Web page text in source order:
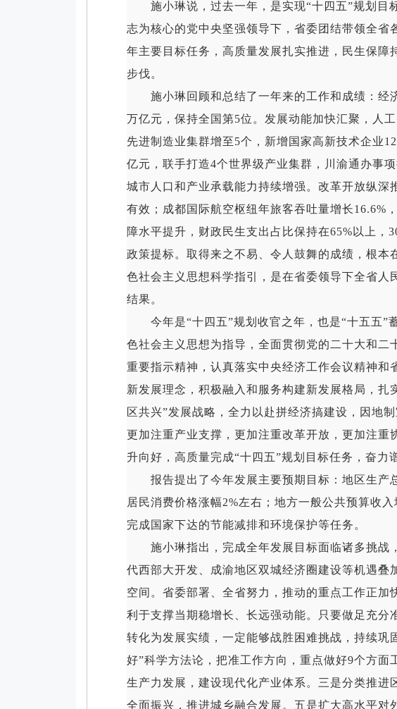
施小琳说，过去一年，是实现“十四五”规划目
志为核心的党中央坚强领导下，省委团结带领全
年主要目标任务，高质量发展扎实推进，民生保
步伐。
施小琳回顾和总结了一年来的工作和成绩：经
万亿元，保持全国第5位。发展动能加快汇聚，人
先进制造业集群增至5个，新增国家高新技术企业
亿元，联手打造4个世界级产业集群，川渝通办事
城市人口和产业承载能力持续增强。改革开放纵
有效；成都国际航空枢纽年旅客吞吐量增长16.6%
障水平提升，财政民生支出占比保持在65%以上
政策提标。取得来之不易、令人鼓舞的成绩，根
色社会主义思想科学指引，是在省委领导下全省
结果。
今年是“十四五”规划收官之年，也是“十五五”
色社会主义思想为指导，全面贯彻党的二十大和二
重要指示精神，认真落实中央经济工作会议精神
新发展理念，积极融入和服务构建新发展格局，
区共兴”发展战略，全力以赴拼经济搞建设，因地
更加注重产业支撑，更加注重改革开放，更加注
升向好，高质量完成“十四五”规划目标任务，奋力
报告提出了今年发展主要预期目标：地区生产总
居民消费价格涨幅2%左右；地方一般公共预算收
完成国家下达的节能减排和环境保护等任务。
施小琳指出，完成全年发展目标面临诸多挑战
代西部大开发、成渝地区双城经济圈建设等机遇
空间。省委部署、全省努力，推动的重点工作正
利于支撑当期稳增长、长远强动能。只要做足充
转化为发展实绩，一定能够战胜困难挑战，持续
好”科学方法论，把准工作方向，重点做好9个方
生产力发展，建设现代化产业体系。三是分类推
全面振兴，推进城乡融合发展。五是扩大高水平